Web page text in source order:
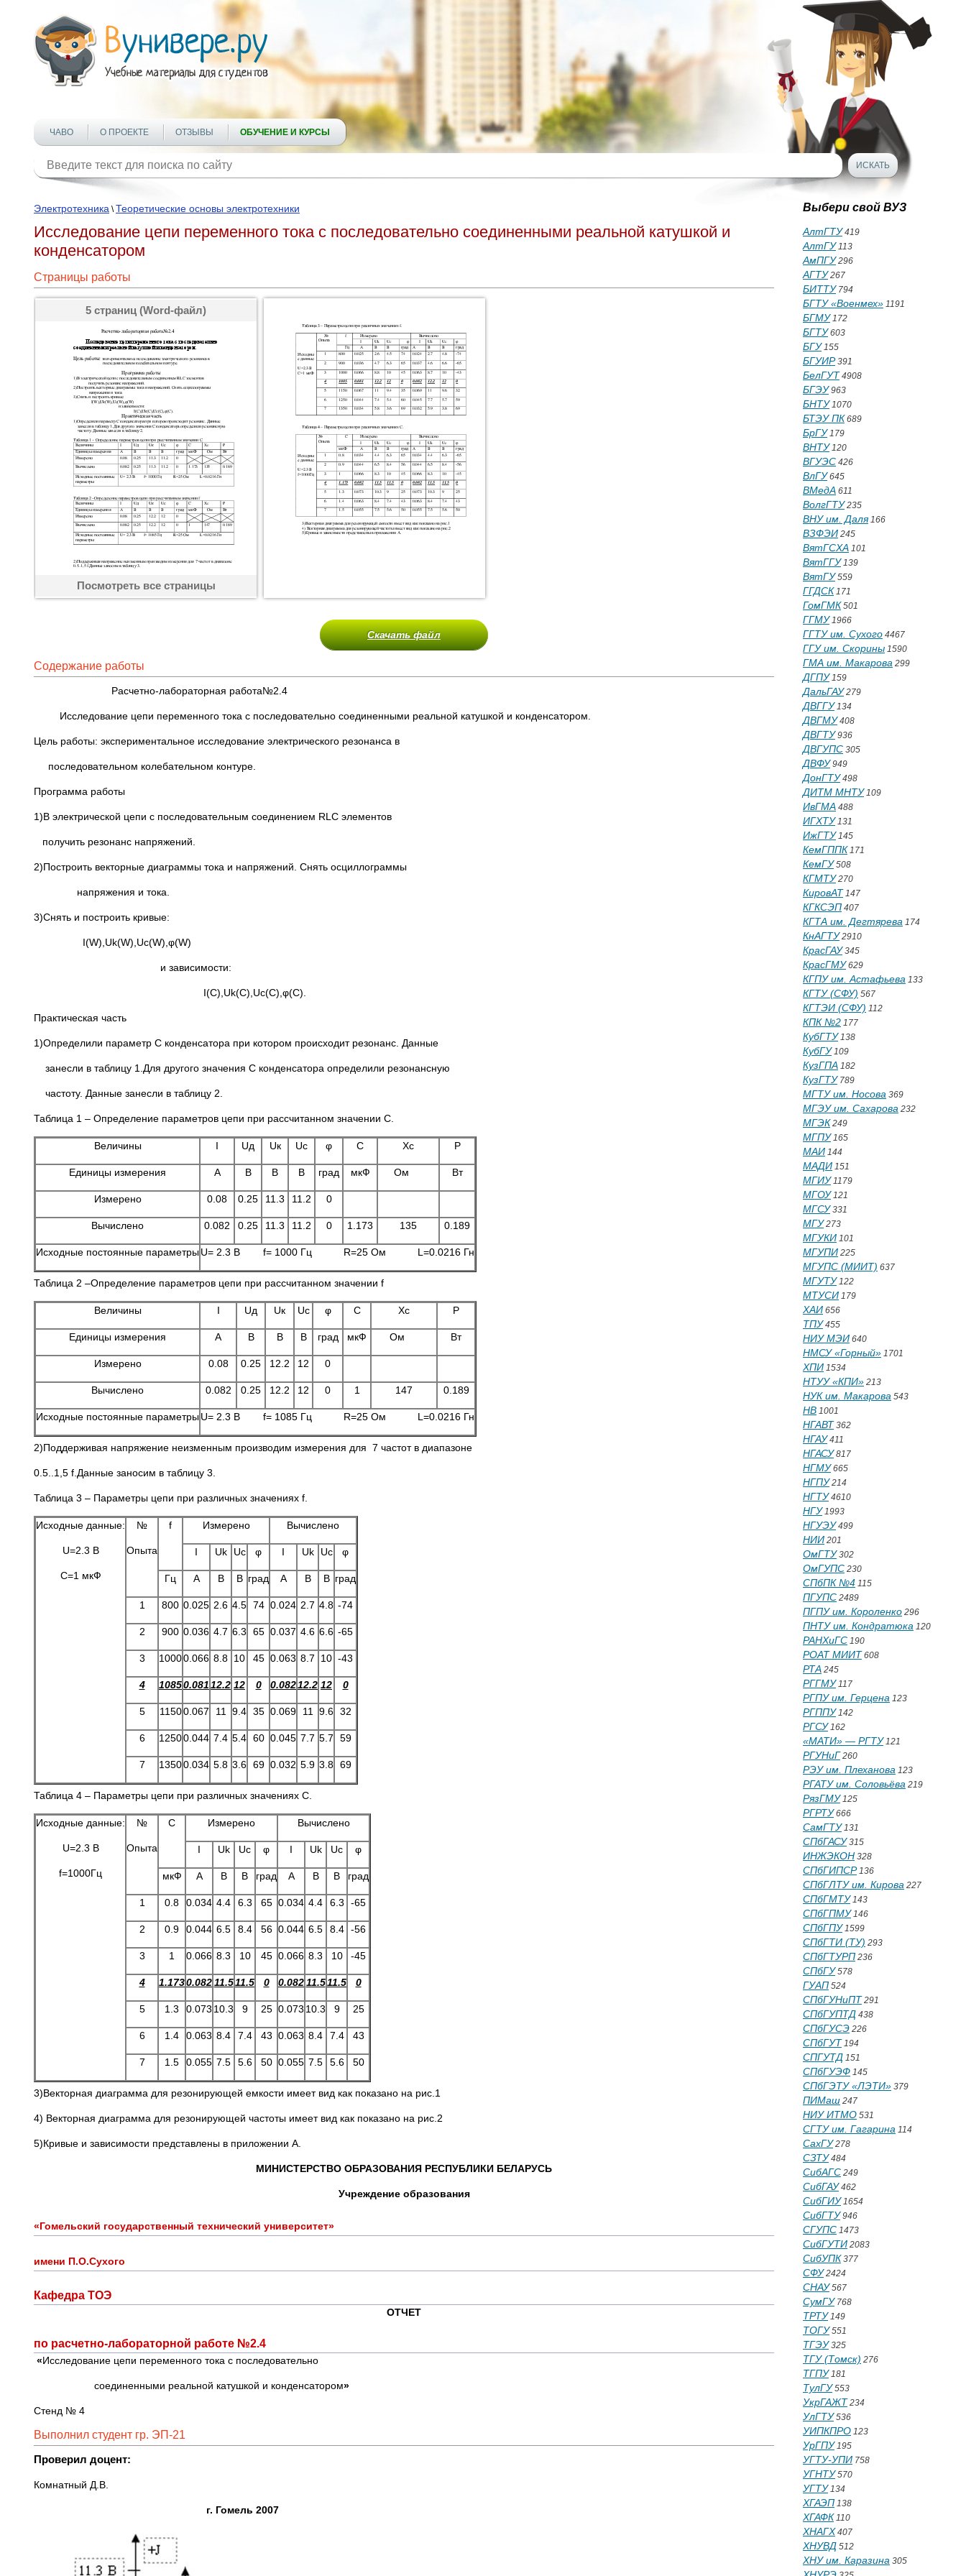
ЧАВО О ПРОЕКТЕ ОТЗЫВЫ ОБУЧЕНИЕ И КУРСЫ
Электротехника \Теоретические основы электротехники
Исследование цепи переменного тока с последовательно соединенными реальной катушкой и
конденсатором
Страницы работы
5 страниц (Word-файл)
Посмотреть все страницы
Скачать файл
Содержание работы
Расчетно-лабораторная работа№2.4
Исследование цепи переменного тока с последовательно соединенными реальной катушкой и конденсатором.
Цель работы: экспериментальное исследование электрического резонанса в
последовательном колебательном контуре.
Программа работы
1)В электрической цепи с последовательным соединением RLC элементов
получить резонанс напряжений.
2)Построить векторные диаграммы тока и напряжений. Снять осциллограммы
напряжения и тока.
3)Снять и построить кривые:
I(W),Uk(W),Uc(W),φ(W)
и зависимости:
I(C),Uk(C),Uc(C),φ(C).
Практическая часть
1)Определили параметр С конденсатора при котором происходит резонанс. Данные
занесли в таблицу 1.Для другого значения С конденсатора определили резонансную
частоту. Данные занесли в таблицу 2.
Таблица 1 – Определение параметров цепи при рассчитанном значении С.
Величины I Uд Uк Uс φ C Xc P
Единицы измерения A B B B град мкФ Ом Вт
Измерено 0.08 0.25 11.3 11.2 0
Вычислено 0.082 0.25 11.3 11.2 0 1.173 135 0.189
Исходные постоянные параметрыU= 2.3 В f= 1000 Гц R=25 Ом L=0.0216 Гн
Таблица 2 –Определение параметров цепи при рассчитанном значении f
Величины I Uд Uк Uс φ C Xc P
Единицы измерения A B B B град мкФ Ом Вт
Измерено 0.08 0.25 12.2 12 0
Вычислено 0.082 0.25 12.2 12 0 1 147 0.189
Исходные постоянные параметрыU= 2.3 В f= 1085 Гц R=25 Ом L=0.0216 Гн
2)Поддерживая напряжение неизменным производим измерения для 7 частот в диапазоне
0.5..1,5 f.Данные заносим в таблицу 3.
Таблица 3 – Параметры цепи при различных значениях f.
Исходные данные:
U=2.3 B
C=1 мкФ
№
Опыта
f Измерено Вычислено
I Uk Uc φ I Uk Uc φ
Гц A B B град A B B град
1 800 0.025 2.6 4.5 74 0.024 2.7 4.8 -74
2 900 0.036 4.7 6.3 65 0.037 4.6 6.6 -65
3 10000.066 8.8 10 45 0.063 8.7 10 -43
4 10850.08112.2 12 0 0.08212.2 12 0
5 11500.067 11 9.4 35 0.069 11 9.6 32
6 12500.044 7.4 5.4 60 0.045 7.7 5.7 59
7 13500.034 5.8 3.6 69 0.032 5.9 3.8 69
Таблица 4 – Параметры цепи при различных значениях С.
Исходные данные:
U=2.3 B
f=1000Гц
№
Опыта
C Измерено Вычислено
I Uk Uc φ I Uk Uc φ
мкФ A B B град A B B град
1 0.8 0.034 4.4 6.3 65 0.034 4.4 6.3 -65
2 0.9 0.044 6.5 8.4 56 0.044 6.5 8.4 -56
3 1 0.066 8.3 10 45 0.066 8.3 10 -45
4 1.1730.08211.511.5 0 0.08211.511.5 0
5 1.3 0.073 10.3 9 25 0.073 10.3 9 25
6 1.4 0.063 8.4 7.4 43 0.063 8.4 7.4 43
7 1.5 0.055 7.5 5.6 50 0.055 7.5 5.6 50
3)Векторная диаграмма для резонирующей емкости имеет вид как показано на рис.1
4) Векторная диаграмма для резонирующей частоты имеет вид как показано на рис.2
5)Кривые и зависимости представлены в приложении А.
МИНИСТЕРСТВО ОБРАЗОВАНИЯ РЕСПУБЛИКИ БЕЛАРУСЬ
Учреждение образования
«Гомельский государственный технический университет»
имени П.О.Сухого
Кафедра ТОЭ
ОТЧЕТ
по расчетно-лабораторной работе №2.4
«Исследование цепи переменного тока с последовательно
соединенными реальной катушкой и конденсатором»
Стенд № 4
Выполнил студент гр. ЭП-21
Проверил доцент:
Комнатный Д.В.
г. Гомель 2007
Выбери свой ВУЗ
АлтГТУ419
АлтГУ113
АмПГУ296
АГТУ267
БИТТУ794
БГТУ «Военмех» 1191
БГМУ172
БГТУ603
БГУ155
БГУИР391
БелГУТ 4908
БГЭУ963
БНТУ1070
БТЭУ ПК 689
БрГУ179
ВНТУ120
ВГУЭС 426
ВлГУ645
ВМедА 611
ВолгГТУ235
ВНУ им. Даля166
ВЗФЭИ 245
ВятГСХА 101
ВятГГУ139
ВятГУ559
ГГДСК 171
ГомГМК 501
ГГМУ1966
ГГТУ им. Сухого 4467
ГГУ им. Скорины 1590
ГМА им. Макарова 299
ДГПУ159
ДальГАУ279
ДВГГУ134
ДВГМУ408
ДВГТУ936
ДВГУПС 305
ДВФУ949
ДонГТУ498
ДИТМ МНТУ109
ИвГМА 488
ИГХТУ131
ИжГТУ145
КемГППК 171
КемГУ508
КГМТУ270
КировАТ 147
КГКСЭП 407
КГТА им. Дегтярева 174
КнАГТУ2910
КрасГАУ345
КрасГМУ629
КГПУ им. Астафьева 133
КГТУ (СФУ) 567
КГТЭИ (СФУ) 112
КПК №2 177
КубГТУ138
КубГУ109
КузГПА 182
КузГТУ789
МГТУ им. Носова 369
МГЭУ им. Сахарова 232
МГЭК 249
МГПУ165
МАИ 144
МАДИ 151
МГИУ1179
МГОУ121
МГСУ331
МГУ273
МГУКИ 101
МГУПИ 225
МГУПС (МИИТ) 637
МГУТУ122
МТУСИ 179
ХАИ 656
ТПУ455
НИУ МЭИ 640
НМСУ «Горный» 1701
ХПИ 1534
НТУУ «КПИ» 213
НУК им. Макарова 543
НВ 1001
НГАВТ 362
НГАУ411
НГАСУ817
НГМУ665
НГПУ214
НГТУ4610
НГУ1993
НГУЭУ499
НИИ 201
ОмГТУ302
ОмГУПС 230
СПбПК №4 115
ПГУПС 2489
ПГПУ им. Короленко 296
ПНТУ им. Кондратюка 120
РАНХиГС 190
РОАТ МИИТ 608
РТА 245
РГГМУ117
РГПУ им. Герцена 123
РГППУ142
РГСУ162
«МАТИ» — РГТУ121
РГУНиГ 260
РЭУ им. Плеханова 123
РГАТУ им. Соловьёва 219
РязГМУ125
РГРТУ666
СамГТУ131
СПбГАСУ315
ИНЖЭКОН 328
СПбГИПСР136
СПбГЛТУ им. Кирова 227
СПбГМТУ143
СПбГПМУ146
СПбГПУ1599
СПбГТИ (ТУ) 293
СПбГТУРП 236
СПбГУ578
ГУАП 524
СПбГУНиПТ 291
СПбГУПТД 438
СПбГУСЭ 226
СПбГУТ 194
СПГУТД 151
СПбГУЭФ 145
СПбГЭТУ «ЛЭТИ» 379
ПИМаш 247
НИУ ИТМО 531
СГТУ им. Гагарина 114
СахГУ278
СЗТУ484
СибАГС 249
СибГАУ462
СибГИУ1654
СибГТУ946
СГУПС 1473
СибГУТИ 2083
СибУПК 377
СФУ2424
СНАУ567
СумГУ768
ТРТУ149
ТОГУ551
ТГЭУ325
ТГУ (Томск) 276
ТГПУ181
ТулГУ553
УкрГАЖТ 234
УлГТУ536
УИПКПРО 123
УрГПУ195
УГТУ-УПИ 758
УГНТУ570
УГТУ134
ХГАЭП 138
ХГАФК 110
ХНАГХ 407
ХНУВД 512
ХНУ им. Каразина 305